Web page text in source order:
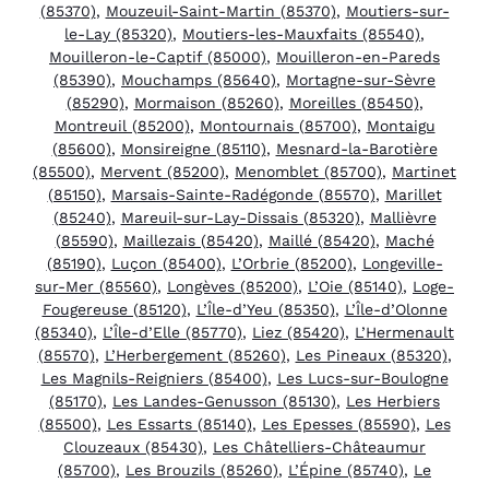
(85370), Mouzeuil-Saint-Martin (85370), Moutiers-sur-
le-Lay (85320), Moutiers-les-Mauxfaits (85540),
Mouilleron-le-Captif (85000), Mouilleron-en-Pareds
(85390), Mouchamps (85640), Mortagne-sur-Sèvre
(85290), Mormaison (85260), Moreilles (85450),
Montreuil (85200), Montournais (85700), Montaigu
(85600), Monsireigne (85110), Mesnard-la-Barotière
(85500), Mervent (85200), Menomblet (85700), Martinet
(85150), Marsais-Sainte-Radégonde (85570), Marillet
(85240), Mareuil-sur-Lay-Dissais (85320), Mallièvre
(85590), Maillezais (85420), Maillé (85420), Maché
(85190), Luçon (85400), L’Orbrie (85200), Longeville-
sur-Mer (85560), Longèves (85200), L’Oie (85140), Loge-
Fougereuse (85120), L’Île-d’Yeu (85350), L’Île-d’Olonne
(85340), L’Île-d’Elle (85770), Liez (85420), L’Hermenault
(85570), L’Herbergement (85260), Les Pineaux (85320),
Les Magnils-Reigniers (85400), Les Lucs-sur-Boulogne
(85170), Les Landes-Genusson (85130), Les Herbiers
(85500), Les Essarts (85140), Les Epesses (85590), Les
Clouzeaux (85430), Les Châtelliers-Châteaumur
(85700), Les Brouzils (85260), L’Épine (85740), Le